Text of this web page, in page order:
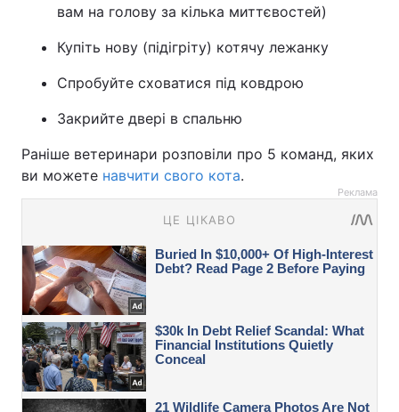
вам на голову за кілька миттєвостей)
Купіть нову (підігріту) котячу лежанку
Спробуйте сховатися під ковдрою
Закрийте двері в спальню
Раніше ветеринари розповіли про 5 команд, яких
ви можете навчити свого кота.
Реклама